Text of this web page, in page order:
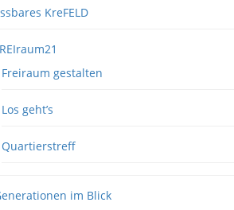
KreFELD
Freiraum gestalten
Los geht’s
Quartierstreff
im Blick